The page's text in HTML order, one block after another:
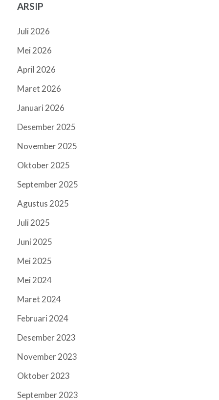
ARSIP
Juli 2026
Mei 2026
April 2026
Maret 2026
Januari 2026
Desember 2025
November 2025
Oktober 2025
September 2025
Agustus 2025
Juli 2025
Juni 2025
Mei 2025
Mei 2024
Maret 2024
Februari 2024
Desember 2023
November 2023
Oktober 2023
September 2023